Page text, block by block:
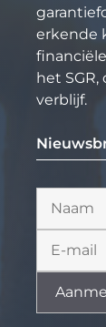
erkende
het
verblijf.